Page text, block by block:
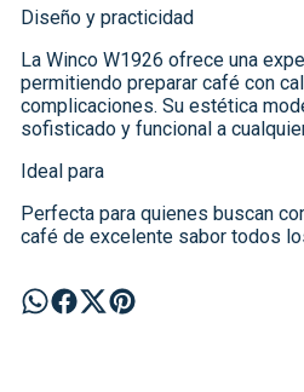
Diseño y practicidad
La Winco W1926 ofrece una
permitiendo preparar café con
complicaciones. Su estética
sofisticado y funcional a
Ideal para
Perfecta para quienes buscan
café de excelente sabor todos